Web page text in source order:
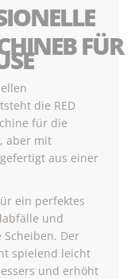
FÜR
die RED
für die
aber mit
aus einer
ein perfektes
und
Der
spielend leicht
und erhöht